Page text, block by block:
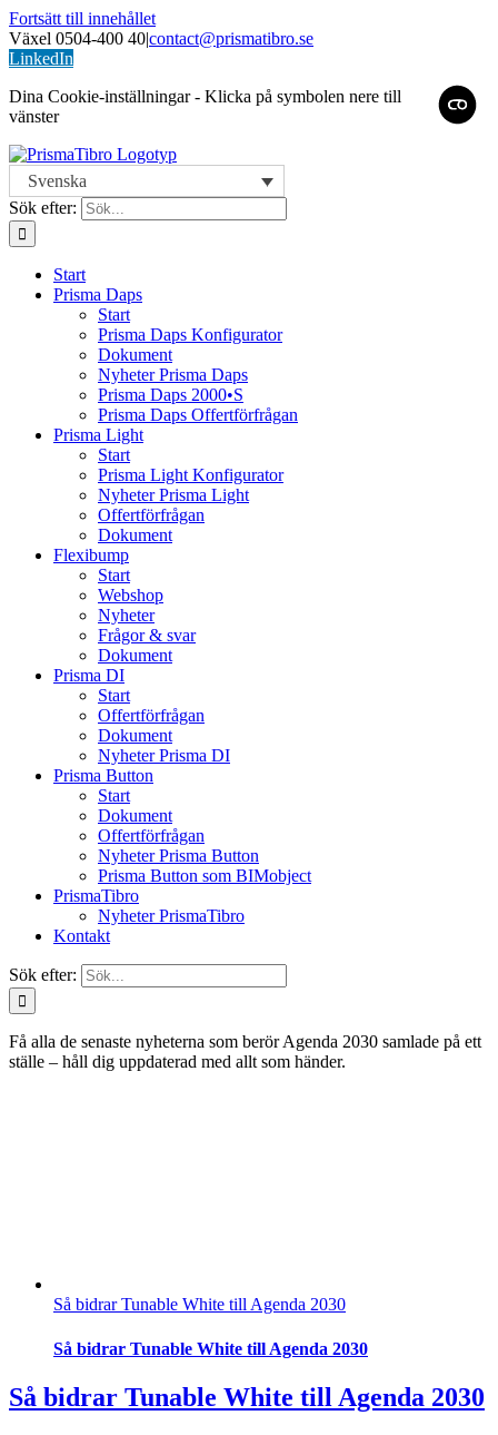
Fortsätt till innehållet
Växel 0504-400 40|contact@prismatibro.se
LinkedIn
Dina Cookie-inställningar - Klicka på symbolen nere till
vänster
Svenska
Sök efter:
Start
Prisma Daps
Start
Prisma Daps Konfigurator
Dokument
Nyheter Prisma Daps
Prisma Daps 2000•S
Prisma Daps Offertförfrågan
Prisma Light
Start
Prisma Light Konfigurator
Nyheter Prisma Light
Offertförfrågan
Dokument
Flexibump
Start
Webshop
Nyheter
Frågor & svar
Dokument
Prisma DI
Start
Offertförfrågan
Dokument
Nyheter Prisma DI
Prisma Button
Start
Dokument
Offertförfrågan
Nyheter Prisma Button
Prisma Button som BIMobject
PrismaTibro
Nyheter PrismaTibro
Kontakt
Sök efter:
Få alla de senaste nyheterna som berör Agenda 2030 samlade på ett
ställe – håll dig uppdaterad med allt som händer.
Så bidrar Tunable White till Agenda 2030
Så bidrar Tunable White till Agenda 2030
Så bidrar Tunable White till Agenda 2030